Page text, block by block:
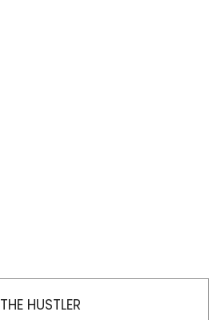
THE HUSTLER